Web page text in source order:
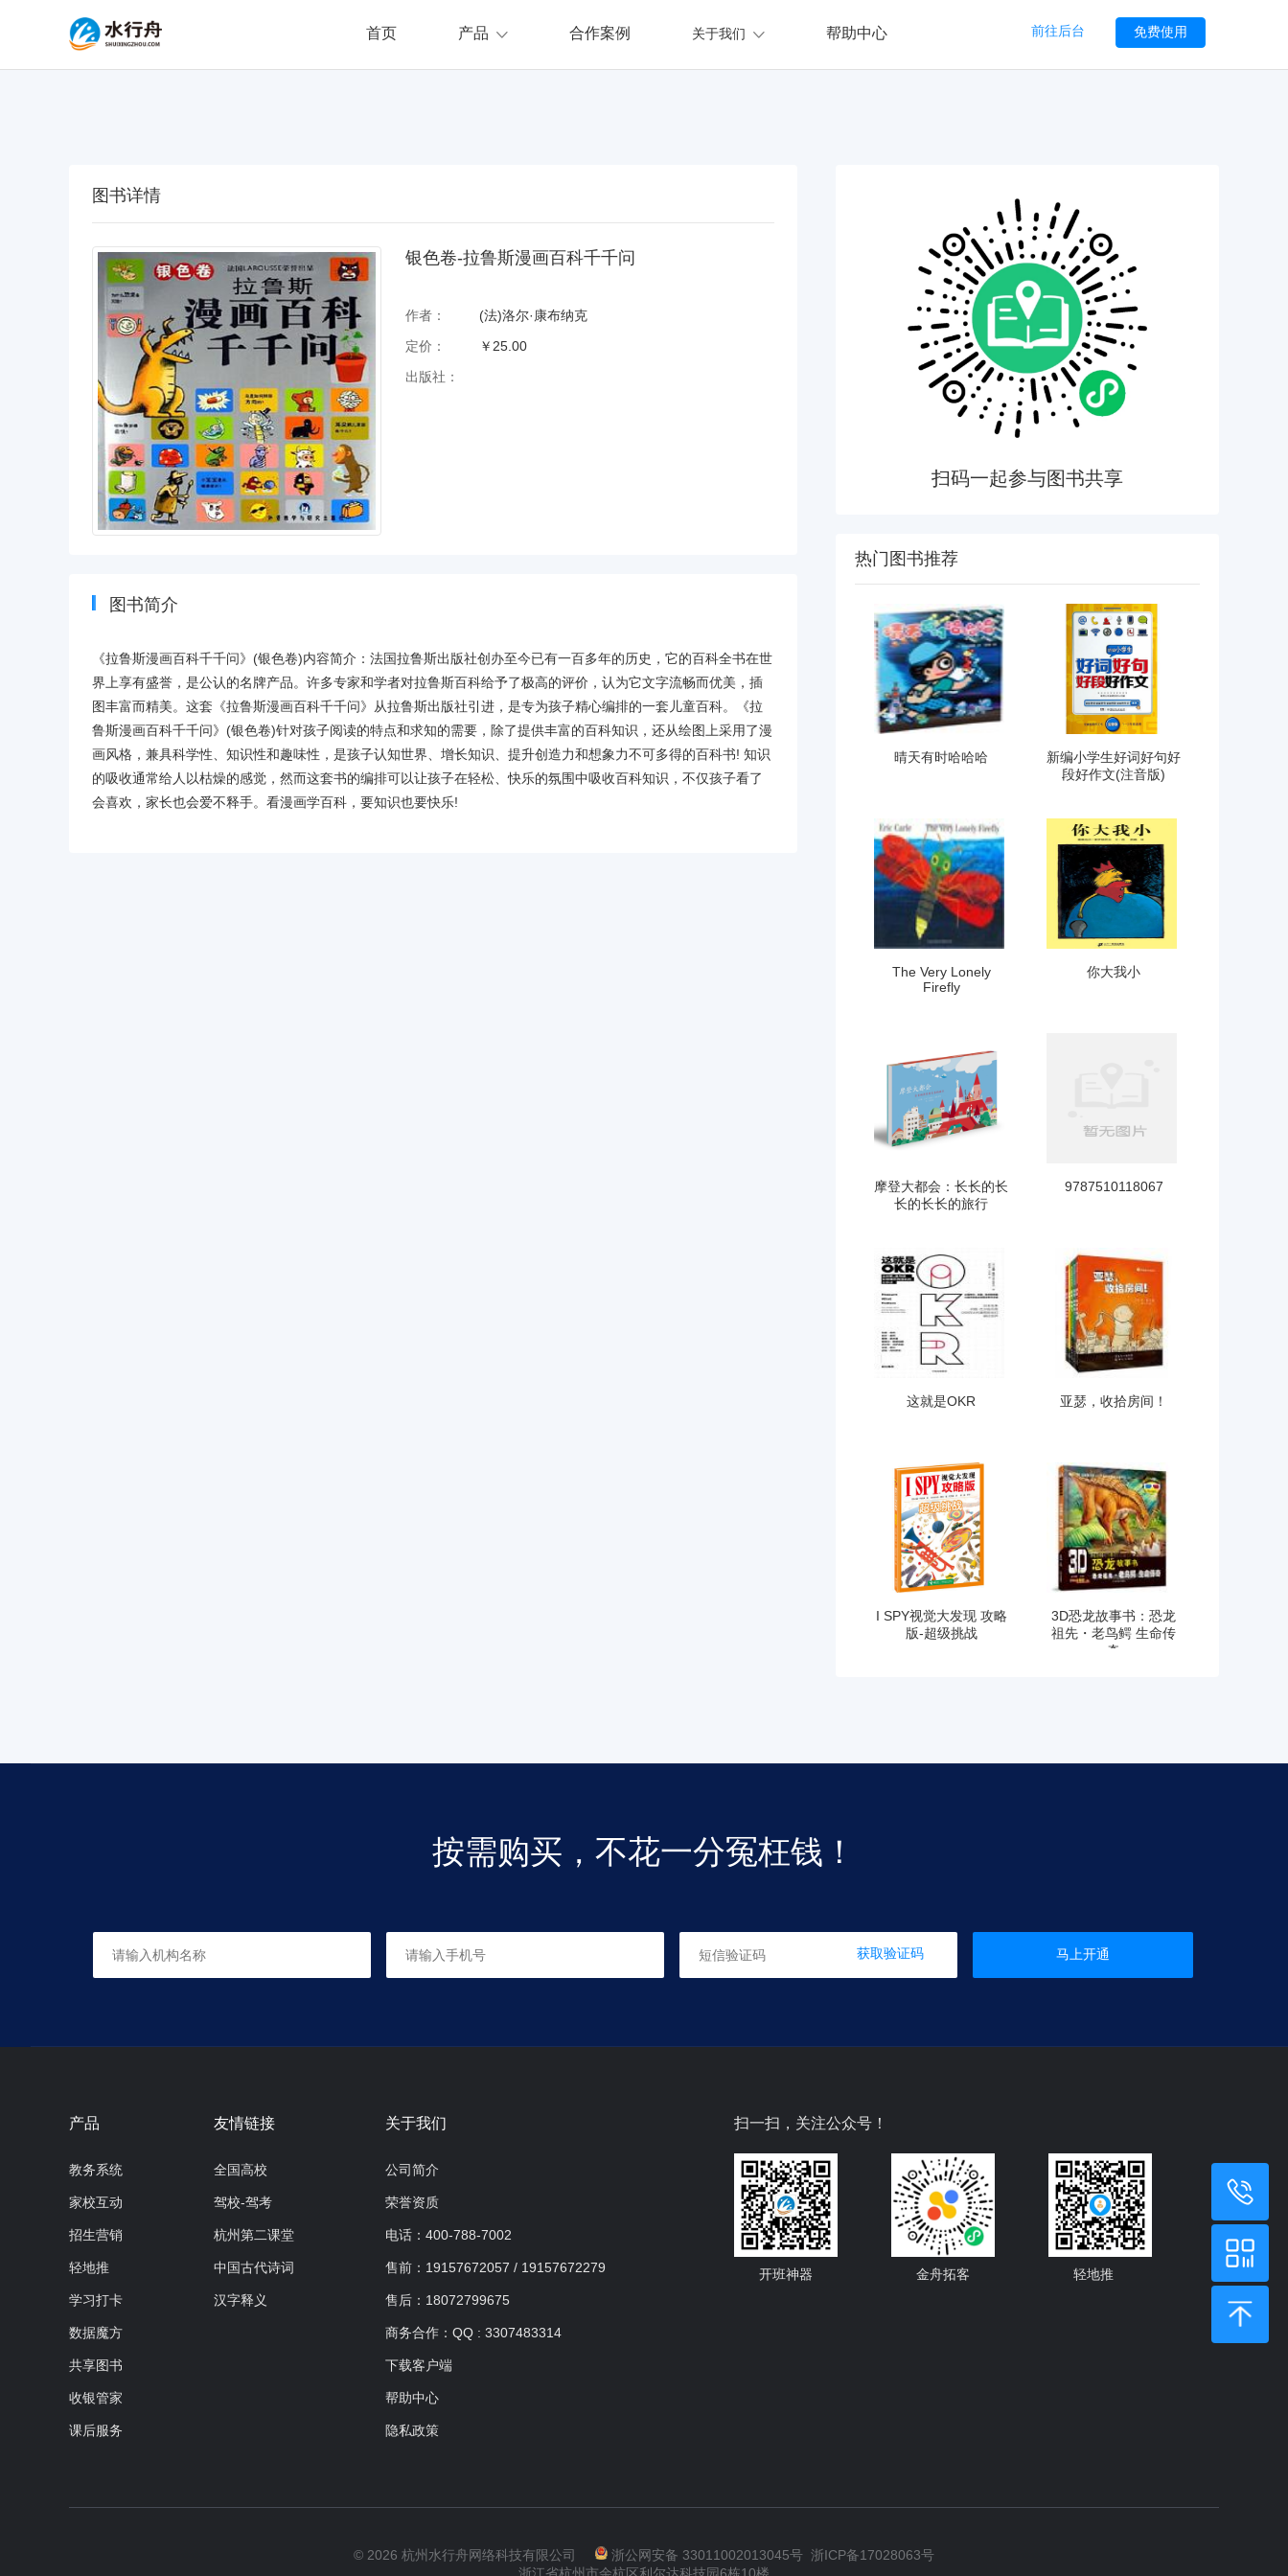
首页 产品 合作案例 关于我们 帮助中心 免费使用
前往后台
图书详情
银色卷-拉鲁斯漫画百科千千问
作者：
(法)洛尔·康布纳克
定价：
￥25.00
出版社：
图书简介
《拉鲁斯漫画百科千千问》(银色卷)内容简介：法国拉鲁斯出版社创办至今已有一百多年的历史，它的百科全书在世
界上享有盛誉，是公认的名牌产品。许多专家和学者对拉鲁斯百科给予了极高的评价，认为它文字流畅而优美，插
图丰富而精美。这套《拉鲁斯漫画百科千千问》从拉鲁斯出版社引进，是专为孩子精心编排的一套儿童百科。《拉
鲁斯漫画百科千千问》(银色卷)针对孩子阅读的特点和求知的需要，除了提供丰富的百科知识，还从绘图上采用了漫
画风格，兼具科学性、知识性和趣味性，是孩子认知世界、增长知识、提升创造力和想象力不可多得的百科书! 知识
的吸收通常给人以枯燥的感觉，然而这套书的编排可以让孩子在轻松、快乐的氛围中吸收百科知识，不仅孩子看了
会喜欢，家长也会爱不释手。看漫画学百科，要知识也要快乐!
扫码一起参与图书共享
热门图书推荐
晴天有时哈哈哈
新编小学生好词好句好
段好作文(注音版)
The Very Lonely
Firefly
你大我小
摩登大都会：长长的长
长的长长的旅行
9787510118067
这就是OKR 亚瑟，收拾房间！
I SPY视觉大发现 攻略
版-超级挑战
3D恐龙故事书：恐龙
祖先・老鸟鳄 生命传
奇
按需购买，不花一分冤枉钱！
获取验证码 马上开通
产品
教务系统
家校互动
招生营销
轻地推
学习打卡
数据魔方
共享图书
收银管家
课后服务
友情链接
全国高校
驾校-驾考
杭州第二课堂
中国古代诗词
汉字释义
关于我们
公司简介
荣誉资质
电话：400-788-7002
售前：19157672057 / 19157672279
售后：18072799675
商务合作：QQ : 3307483314
下载客户端
帮助中心
隐私政策
扫一扫，关注公众号！
开班神器 金舟拓客 轻地推
© 2026 杭州水行舟网络科技有限公司 浙公网安备 33011002013045号 浙ICP备17028063号